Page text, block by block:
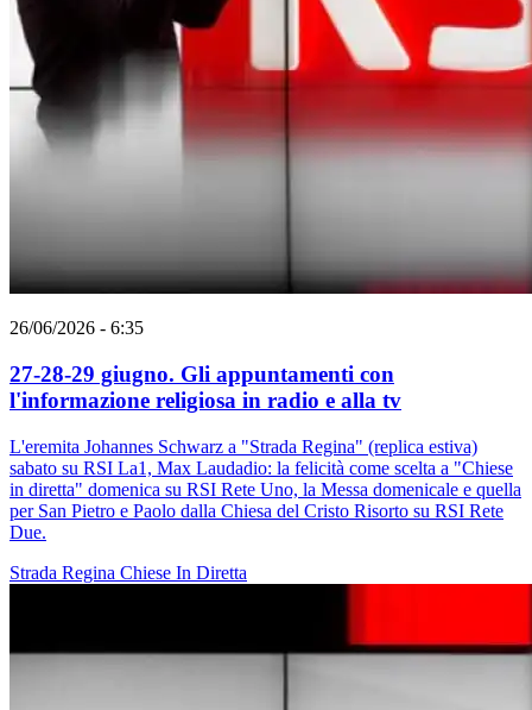
26/06/2026 - 6:35
27-28-29 giugno. Gli appuntamenti con
l'informazione religiosa in radio e alla tv
L'eremita Johannes Schwarz a "Strada Regina" (replica estiva)
sabato su RSI La1, Max Laudadio: la felicità come scelta a "Chiese
in diretta" domenica su RSI Rete Uno, la Messa domenicale e quella
per San Pietro e Paolo dalla Chiesa del Cristo Risorto su RSI Rete
Due.
Strada Regina Chiese In Diretta